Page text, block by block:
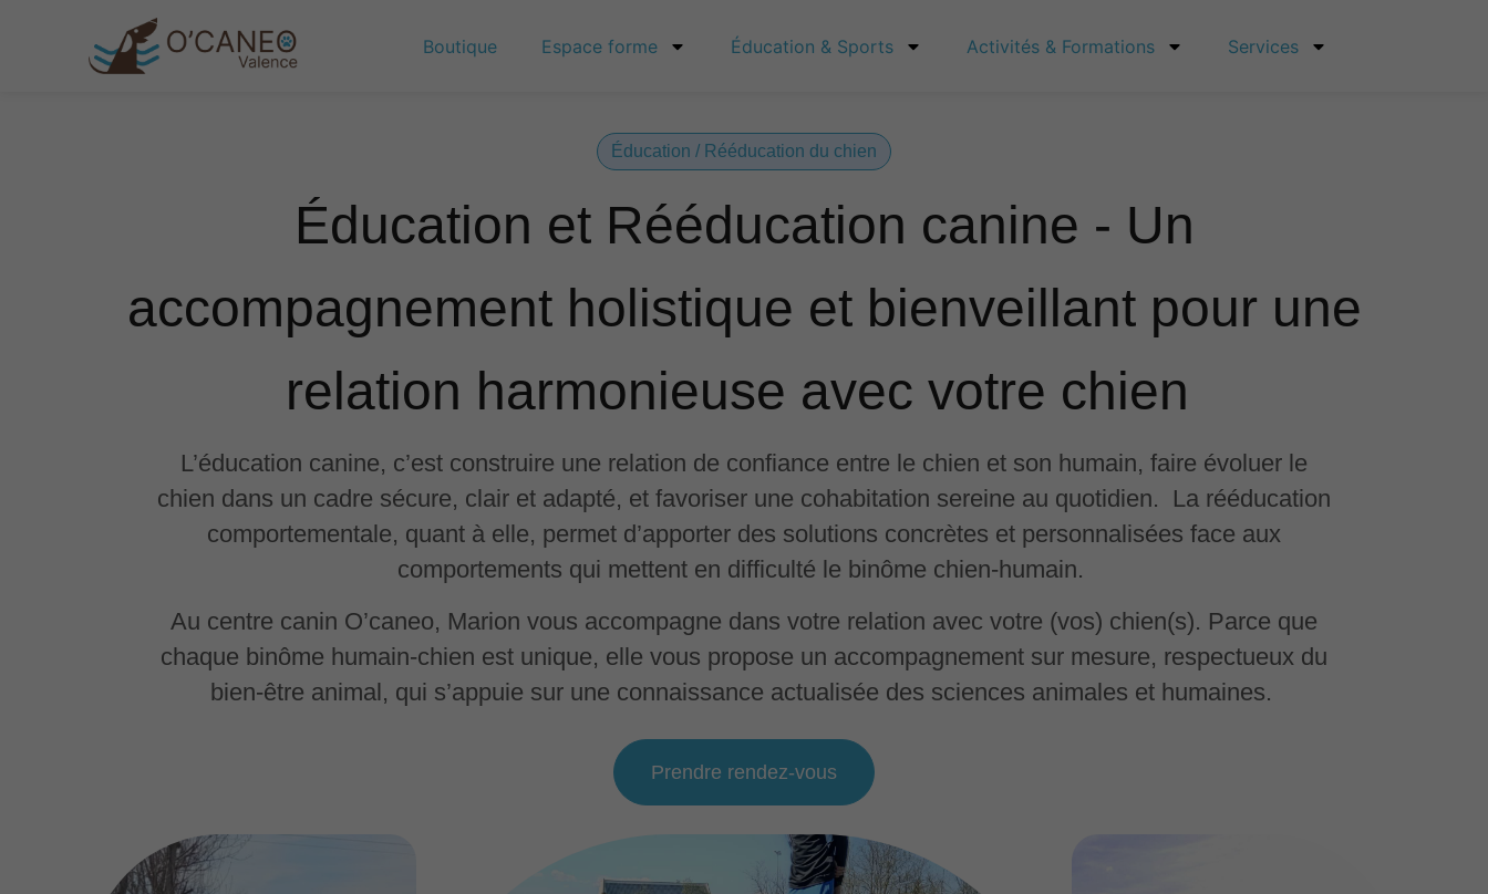
Boutique Espace forme Éducation & Sports Activités & Formations Services
Éducation / Rééducation du chien
Éducation et Rééducation canine - Un
accompagnement holistique et bienveillant pour une
relation harmonieuse avec votre chien
L’éducation canine, c’est construire une relation de confiance entre le chien et son humain, faire évoluer le
chien dans un cadre sécure, clair et adapté, et favoriser une cohabitation sereine au quotidien. La rééducation
comportementale, quant à elle, permet d’apporter des solutions concrètes et personnalisées face aux
comportements qui mettent en difficulté le binôme chien-humain.
Au centre canin O’caneo, Marion vous accompagne dans votre relation avec votre (vos) chien(s). Parce que
chaque binôme humain-chien est unique, elle vous propose un accompagnement sur mesure, respectueux du
bien-être animal, qui s’appuie sur une connaissance actualisée des sciences animales et humaines.
Prendre rendez-vous